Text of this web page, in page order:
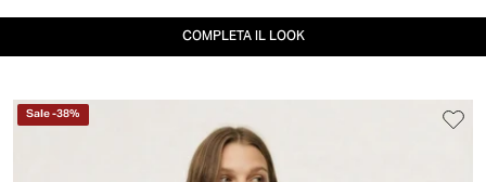
COMPLETA IL LOOK
Sale-38%